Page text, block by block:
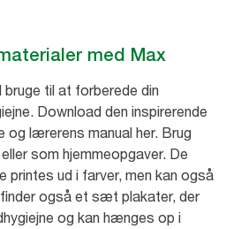
med Max
bruge til at forberede din
Download den inspirerende
og lærerens manual her. Brug
som hjemmeopgaver. De
printes ud i farver, men kan også
også et sæt plakater, der
og kan hænges op i